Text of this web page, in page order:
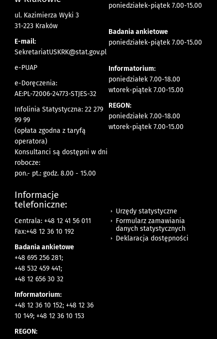
ul. Kazimierza Wyki 3
31-223 Kraków
E-mail:
SekretariatUSKRK@stat.gov.pl
e-PUAP
e-Doręczenia:
AE:PL-72006-24773-STJES-32
Infolinia Statystyczna: 22 279
99 99
(opłata zgodna z taryfą
operatora)
Konsultanci są dostępni w dni
robocze:
pon.- pt.: godz. 8.00 - 15.00
poniedziałek-piątek 7.00-15.00
Badania ankietowe
poniedziałek-piątek 7.00-15.00
Informatorium:
poniedziałek 7.00-18.00
wtorek-piątek 7.00-15.00
REGON:
poniedziałek 7.00-18.00
wtorek-piątek 7.00-15.00
Informacje
telefoniczne:
Centrala: +48 12 41 56 011
Fax:+48 12 36 10 192
Badania ankietowe
+48 695 256 281;
+48 532 459 441;
+48 12 656 30 32
Informatorium:
+48 12 36 10 152; +48 12 36
10 149; +48 12 36 10 153
REGON:
Urzędy statystyczne
Formularz zamawiania
danych statystycznych
Deklaracja dostępności